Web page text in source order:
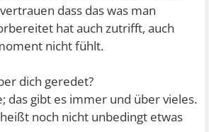
dass das was man
hat auch zutrifft, auch
nicht fühlt.
dich geredet?
das gibt es immer und über vieles.
noch nicht unbedingt etwas